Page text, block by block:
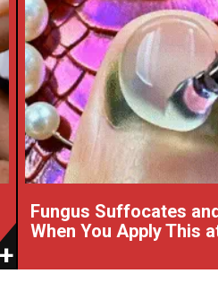
Fungus Suffocates
When You Apply This